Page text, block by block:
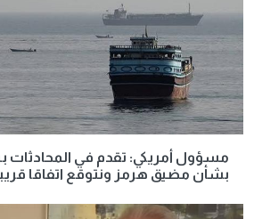
مسؤول أمريكي: تقدم في المحادثات
بشأن مضيق هرمز ونتوقع اتفاقا